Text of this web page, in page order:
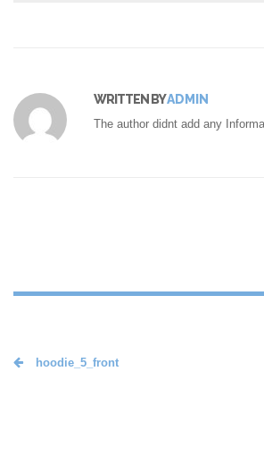
WRITTEN BYADMIN
The author didnt add any
hoodie_5_front